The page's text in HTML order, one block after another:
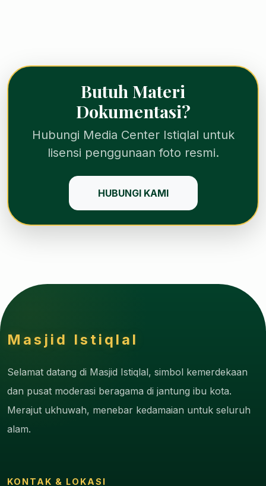
Butuh Materi
Dokumentasi?
Hubungi Media Center Istiqlal untuk
lisensi penggunaan foto resmi.
HUBUNGI KAMI
Masjid Istiqlal
Selamat datang di Masjid Istiqlal, simbol kemerdekaan
dan pusat moderasi beragama di jantung ibu kota.
Merajut ukhuwah, menebar kedamaian untuk seluruh
alam.
KONTAK & LOKASI